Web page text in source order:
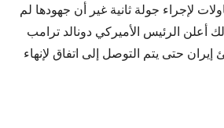
لإجراء جولة ثانية غير أن جهودها لم
أعلن الرئيس الأميركي دونالد ترامب
حتى يتم التوصل إلى اتفاق لإنهاء